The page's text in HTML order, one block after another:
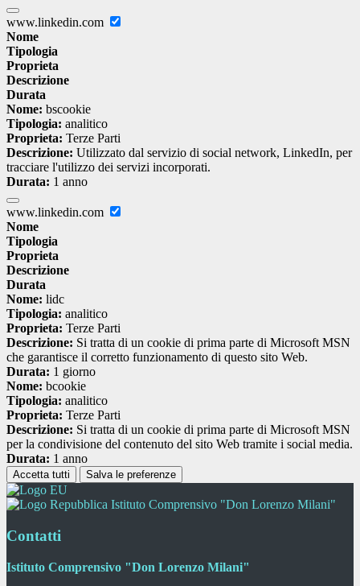
www.linkedin.com
Nome
Tipologia
Proprieta
Descrizione
Durata
Nome: bscookie
Tipologia: analitico
Proprieta: Terze Parti
Descrizione: Utilizzato dal servizio di social network, LinkedIn, per
tracciare l'utilizzo dei servizi incorporati.
Durata: 1 anno
www.linkedin.com
Nome
Tipologia
Proprieta
Descrizione
Durata
Nome: lidc
Tipologia: analitico
Proprieta: Terze Parti
Descrizione: Si tratta di un cookie di prima parte di Microsoft MSN
che garantisce il corretto funzionamento di questo sito Web.
Durata: 1 giorno
Nome: bcookie
Tipologia: analitico
Proprieta: Terze Parti
Descrizione: Si tratta di un cookie di prima parte di Microsoft MSN
per la condivisione del contenuto del sito Web tramite i social media.
Durata: 1 anno
Accetta tutti Salva le preferenze
Istituto Comprensivo "Don Lorenzo Milani"
Contatti
Istituto Comprensivo "Don Lorenzo Milani"